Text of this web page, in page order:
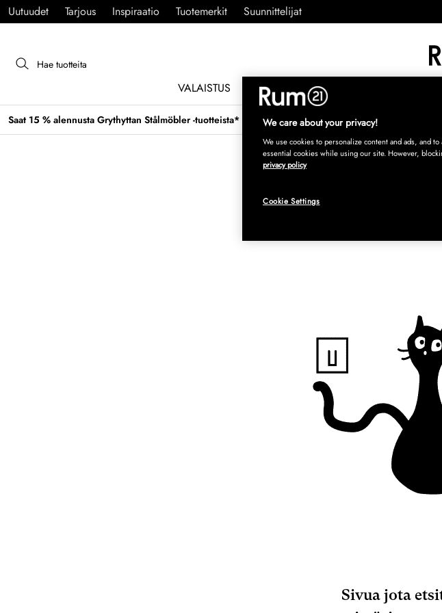
Uutuudet Tarjous Inspiraatio Tuotemerkit Suunnittelijat
VALAISTUS HUONEKALUT
Saat 15 % alennusta Grythyttan Stålmöbler -tuotteista* →
Sivua jota
We care about your privacy!
We use cookies to personalize content and ads, and
essential cookies while using our site. However,
privacy policy
Cookie Settings